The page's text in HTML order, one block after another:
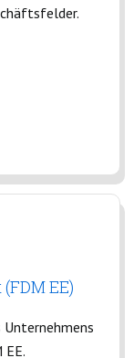
EE)